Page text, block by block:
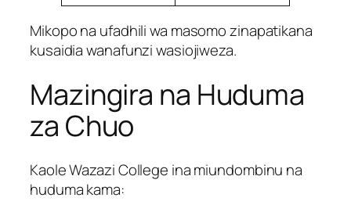
Mikopo na ufadhili wa masomo zinapatikana
kusaidia wanafunzi wasiojiweza.
Mazingira na Huduma
za Chuo
Kaole Wazazi College ina miundombinu na
huduma kama: